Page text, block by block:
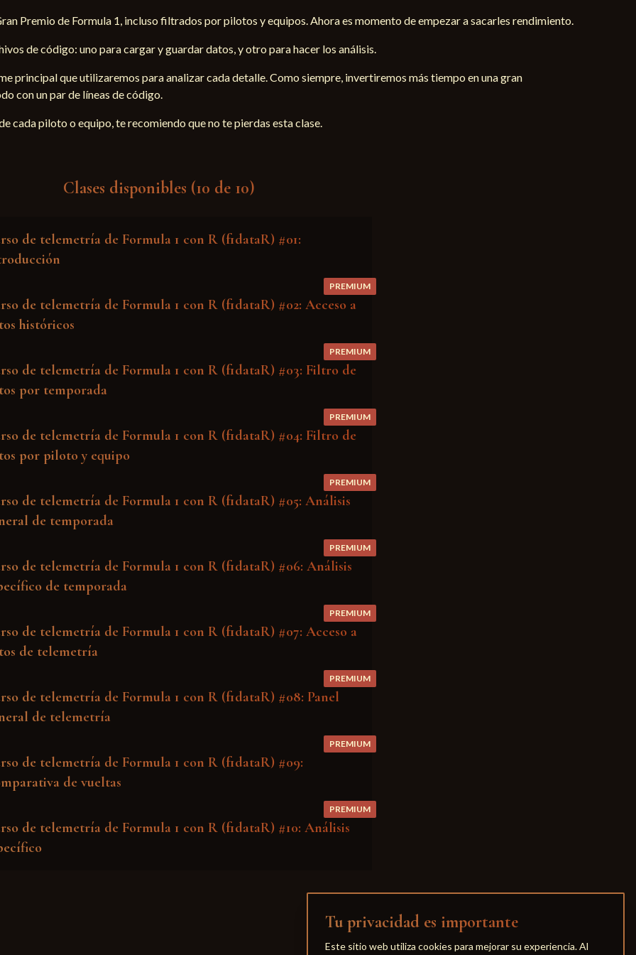
Premio de Formula 1, incluso filtrados por pilotos y equipos. Ahora es momento de empezar a sacarles rendimiento.
de código: uno para cargar y guardar datos, y otro para hacer los análisis.
principal que utilizaremos para analizar cada detalle. Como siempre, invertiremos más tiempo en una gran
con un par de líneas de código.
cada piloto o equipo, te recomiendo que no te pierdas esta clase.
Clases disponibles (10 de 10)
de telemetría de Formula 1 con R (f1dataR) #01:
PREMIUM
de telemetría de Formula 1 con R (f1dataR) #02: Acceso a
históricos
PREMIUM
de telemetría de Formula 1 con R (f1dataR) #03: Filtro de
por temporada
PREMIUM
de telemetría de Formula 1 con R (f1dataR) #04: Filtro de
por piloto y equipo
PREMIUM
de telemetría de Formula 1 con R (f1dataR) #05: Análisis
de temporada
PREMIUM
de telemetría de Formula 1 con R (f1dataR) #06: Análisis
de temporada
PREMIUM
de telemetría de Formula 1 con R (f1dataR) #07: Acceso a
de telemetría
PREMIUM
de telemetría de Formula 1 con R (f1dataR) #08: Panel
de telemetría
PREMIUM
de telemetría de Formula 1 con R (f1dataR) #09:
de vueltas
PREMIUM
de telemetría de Formula 1 con R (f1dataR) #10: Análisis
Tu privacidad es importante
Este sitio web utiliza cookies para mejorar su experiencia. Al